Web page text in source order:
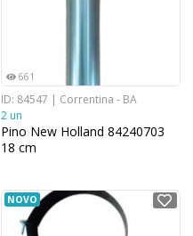
661
ID: 84547 | Correntina - BA
2 un
Pino New Holland 84240703
18 cm
NOVO